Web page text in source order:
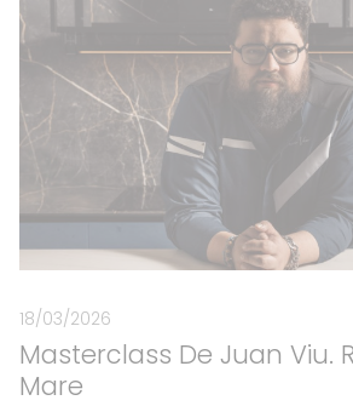
18/03/2026
Masterclass De Juan Viu.
Mare